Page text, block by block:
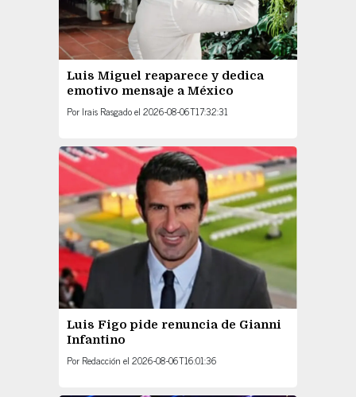
Luis Miguel reaparece y dedica
emotivo mensaje a México
Por Irais Rasgadoel 2026-08-06T17:32:31
Luis Figo pide renuncia de Gianni
Infantino
Por Redacción el 2026-08-06T16:01:36